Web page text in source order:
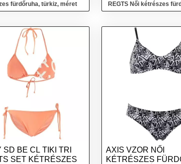
fürdőruha, türkiz, méret
REGTS Női kétrészes
khaki, méret
SD BE CL TIKI TRI
SET KÉTRÉSZES
AXIS VZOR NŐI
KÉTRÉSZES